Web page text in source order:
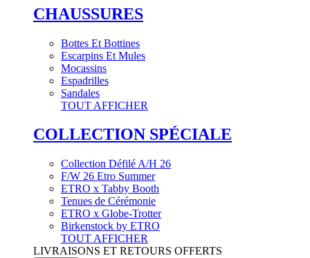
CHAUSSURES
Bottes Et Bottines
Escarpins Et Mules
Mocassins
Espadrilles
Sandales
TOUT AFFICHER
COLLECTION SPÉCIALE
Collection Défilé A/H 26
F/W 26 Etro Summer
ETRO x Tabby Booth
Tenues de Cérémonie
ETRO x Globe-Trotter
Birkenstock by ETRO
TOUT AFFICHER
LIVRAISONS ET RETOURS OFFERTS